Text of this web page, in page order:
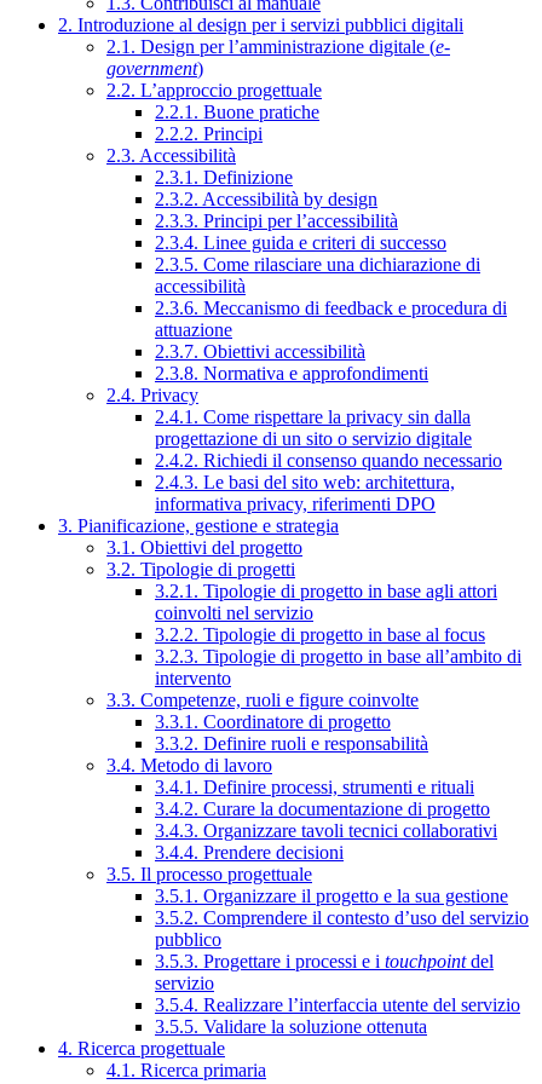
2. Introduzione al design per i servizi pubblici digitali
2.1. Design per l’amministrazione digitale (e-
government)
2.2. L’approccio progettuale
2.2.1. Buone pratiche
2.2.2. Principi
2.3. Accessibilità
2.3.1. Definizione
2.3.2. Accessibilità by design
2.3.3. Principi per l’accessibilità
2.3.4. Linee guida e criteri di successo
2.3.5. Come rilasciare una dichiarazione di
accessibilità
2.3.6. Meccanismo di feedback e procedura di
attuazione
2.3.7. Obiettivi accessibilità
2.3.8. Normativa e approfondimenti
2.4. Privacy
2.4.1. Come rispettare la privacy sin dalla
progettazione di un sito o servizio digitale
2.4.2. Richiedi il consenso quando necessario
2.4.3. Le basi del sito web: architettura,
informativa privacy, riferimenti DPO
3. Pianificazione, gestione e strategia
3.1. Obiettivi del progetto
3.2. Tipologie di progetti
3.2.1. Tipologie di progetto in base agli attori
coinvolti nel servizio
3.2.2. Tipologie di progetto in base al focus
3.2.3. Tipologie di progetto in base all’ambito di
intervento
3.3. Competenze, ruoli e figure coinvolte
3.3.1. Coordinatore di progetto
3.3.2. Definire ruoli e responsabilità
3.4. Metodo di lavoro
3.4.1. Definire processi, strumenti e rituali
3.4.2. Curare la documentazione di progetto
3.4.3. Organizzare tavoli tecnici collaborativi
3.4.4. Prendere decisioni
3.5. Il processo progettuale
3.5.1. Organizzare il progetto e la sua gestione
3.5.2. Comprendere il contesto d’uso del servizio
pubblico
3.5.3. Progettare i processi e i touchpointdel
servizio
3.5.4. Realizzare l’interfaccia utente del servizio
3.5.5. Validare la soluzione ottenuta
4. Ricerca progettuale
4.1. Ricerca primaria